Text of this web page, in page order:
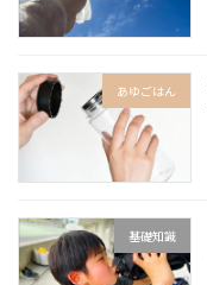
あゆごはん
基礎知識